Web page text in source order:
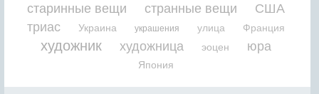
старинные вещи странные вещи
США
триас
Украина украшения улица Франция
художник художница эоцен юра
Япония